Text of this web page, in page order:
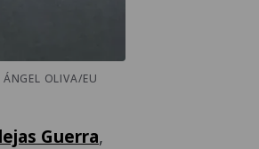
OLIVA/EU
Guerra,